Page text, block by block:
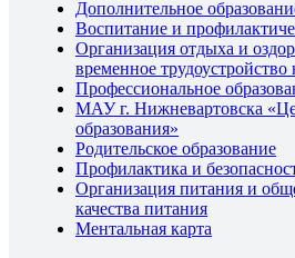
Дополнительное
Воспитание и
Организация отдыха и
временное
Профессиональное
МАУ г. Нижневартовска
образования»
Родительское образование
Профилактика и
Организация питания и
качества питания
Ментальная карта